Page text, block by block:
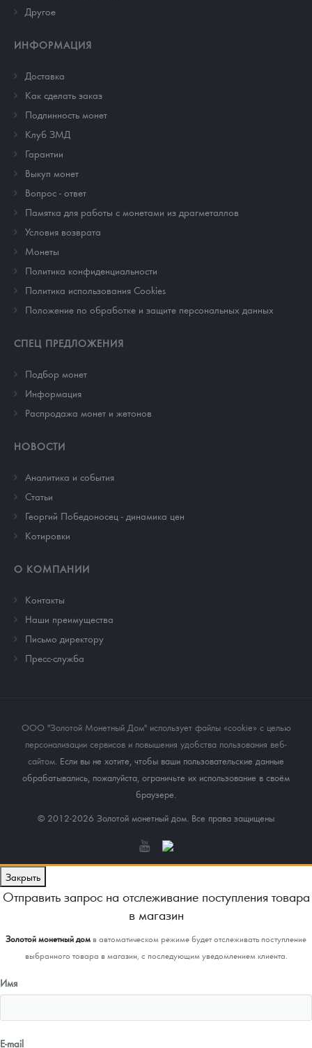
Другое
ИНФОРМАЦИЯ
Доставка
Как сделать заказ
Подлинность монет
Клуб ЗМД
Гарантии
Выкуп монет
Вопрос - ответ
Памятка для работы с монетами из драгметаллов
Условия возврата
Монеты
Политика конфиденциальности
Политика использования Cookies
Положение по обработке и защите персональных данных
СПЕЦ ПРЕДЛОЖЕНИЯ
Подбор монет
Информация
Распродажа монет и жетонов
НОВОСТИ
Аналитика и события
Cтатьи
Георгий Победоносец - динамика цен
Котировки
О КОМПАНИИ
Контакты
Наши преимущества
Письмо директору
Пресс-служба
ООО "Золотой Монетный Дом" использует файлы «cookie» с целью
персонализации сервисов и повышения удобства пользования веб-
сайтом. Если вы не хотите, чтобы ваши пользовательские данные
обрабатывались, пожалуйста, ограничьте их использование в своём
браузере.
© 2012-2026 Золотой монетный дом. Все права защищены
Закрыть
Отправить запрос на отслеживание поступления товара
в магазин
Золотой монетный домв автоматическом режиме будет отслеживать поступление
выбранного товара в магазин, с последующим уведомлением клиента.
Имя
E-mail